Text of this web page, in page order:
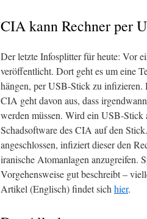
CIA kann Rechner per
Der letzte Infosplitter für heute: Vor
veröffentlicht. Dort geht es um eine
hängen, per USB-Stick zu
CIA geht davon aus, dass
werden müssen. Wird ein USB-Stick
Schadsoftware des CIA auf den
angeschlossen, infiziert dieser den
iranische Atomanlagen anzugreifen.
Vorgehensweise gut beschreibt –
Artikel (Englisch) findet sich hier.